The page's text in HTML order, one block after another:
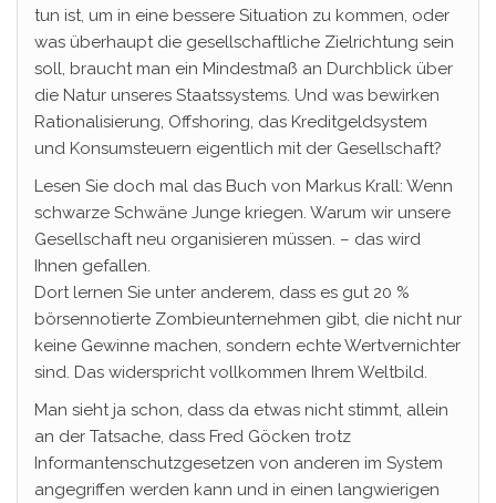
tun ist, um in eine bessere Situation zu kommen, oder
was überhaupt die gesellschaftliche Zielrichtung sein
soll, braucht man ein Mindestmaß an Durchblick über
die Natur unseres Staatssystems. Und was bewirken
Rationalisierung, Offshoring, das Kreditgeldsystem
und Konsumsteuern eigentlich mit der Gesellschaft?
Lesen Sie doch mal das Buch von Markus Krall: Wenn
schwarze Schwäne Junge kriegen. Warum wir unsere
Gesellschaft neu organisieren müssen. – das wird
Ihnen gefallen.
Dort lernen Sie unter anderem, dass es gut 20 %
börsennotierte Zombieunternehmen gibt, die nicht nur
keine Gewinne machen, sondern echte Wertvernichter
sind. Das widerspricht vollkommen Ihrem Weltbild.
Man sieht ja schon, dass da etwas nicht stimmt, allein
an der Tatsache, dass Fred Göcken trotz
Informantenschutzgesetzen von anderen im System
angegriffen werden kann und in einen langwierigen